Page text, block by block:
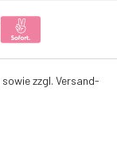
zzgl. Versand-